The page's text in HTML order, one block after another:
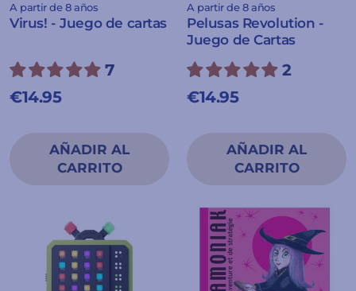
A partir de 8 años
Virus! - Juego de cartas
7
€14.95
A partir de 8 años
Pelusas Revolution -
Juego de Cartas
2
€14.95